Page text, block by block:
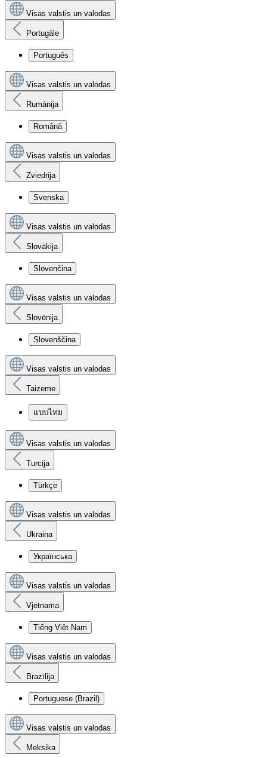
Visas valstis un valodas
Portugāle
Português
Visas valstis un valodas
Rumānija
Română
Visas valstis un valodas
Zviedrija
Svenska
Visas valstis un valodas
Slovākija
Slovenčina
Visas valstis un valodas
Slovēnija
Slovenščina
Visas valstis un valodas
Taizeme
แบบไทย
Visas valstis un valodas
Turcija
Türkçe
Visas valstis un valodas
Ukraina
Українська
Visas valstis un valodas
Vjetnama
Tiếng Việt Nam
Visas valstis un valodas
Brazīlija
Portuguese (Brazil)
Visas valstis un valodas
Meksika